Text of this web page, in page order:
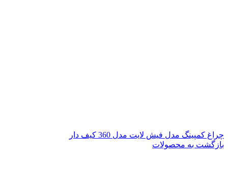
چراغ کمپینگ مدل فیش لایت مدل 360 کیف دار
بازگشت به محصولات